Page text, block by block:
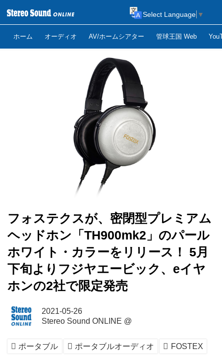
ホーム オーディオ AV/ホームシアター 管球王国 Web
Select Language ▼
フォステクスが、密閉型プレミアム
ヘッドホン「TH900mk2」のパール
ホワイト・カラーをリリース！ 5月
下旬よりフジヤエービック、eイヤ
ホンの2社で限定発売
2021-05-26
Stereo Sound ONLINE @
ポータブル ポータブルオーディオ FOSTEX